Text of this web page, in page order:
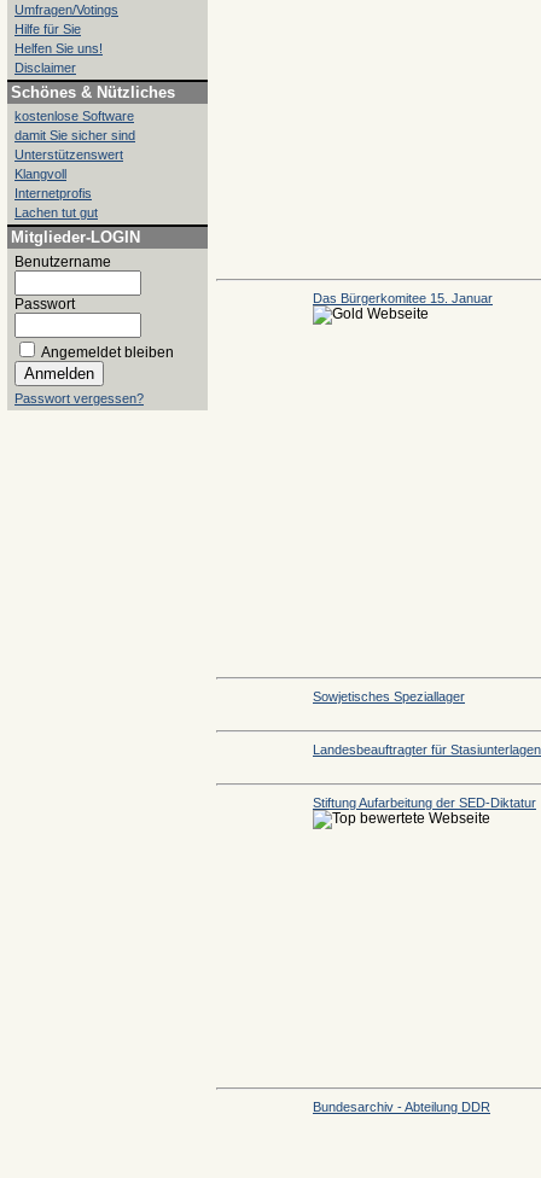
Umfragen/Votings
Hilfe für Sie
Helfen Sie uns!
Disclaimer
Schönes & Nützliches
kostenlose Software
damit Sie sicher sind
Unterstützenswert
Klangvoll
Internetprofis
Lachen tut gut
Mitglieder-LOGIN
Benutzername
Passwort
Angemeldet bleiben
Passwort vergessen?
Das Bürgerkomitee 15. Januar
Sowjetisches Speziallager
Landesbeauftragter für
Stiftung Aufarbeitung der SED-Diktatur
Bundesarchiv - Abteilung DDR